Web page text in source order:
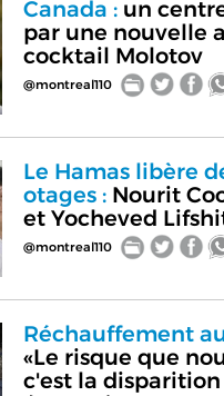
Canada :un
par une nouvelle
cocktail Molotov
@montreal110
Le Hamas libère
otages :Nourit
et Yocheved
@montreal110
Réchauffement
«Le risque que
c'est la